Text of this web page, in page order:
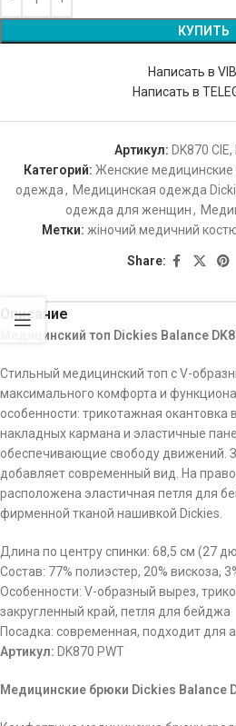
КУПИТЬ
Написать в
Написать в
Артикул: DK870 CIE,
Категорий: Женские
одежда, Медицинская одежда
одежда для женщин,
Метки: жіночий медичний
Share:
Описание
Медицинский топ Dickies Balance
Стильный медицинский топ с V-
максимального комфорта и
особенности: трикотажная
накладных кармана и эластичные
обеспечивающие свободу движений.
добавляет современный вид. На
расположена эластичная петля для
фирменной тканой нашивкой Dickies.
Длина по центру спинки: 68,5 см (27
Состав: 77% полиэстер, 20% вискоза,
Особенности: V-образный вырез,
закругленный край, петля для бейджа
Посадка: современная, подходит для
Артикул: DK870 PWT
Медицинские брюки Dickies Balance